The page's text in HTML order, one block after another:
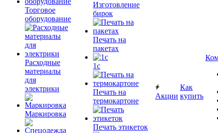
Торговое
оборудование
Расходные
материалы
для
электрики
Маркировка
Изготовление
бирок
Печать на
пакетах
1c
Печать на
термокартоне
Печать этикеток
Акции
Как
купить